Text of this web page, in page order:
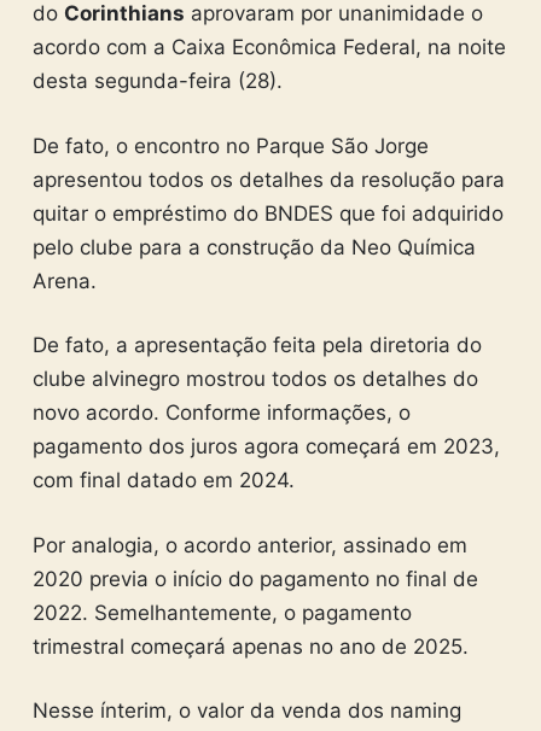
do Corinthians aprovaram por unanimidade o
acordo com a Caixa Econômica Federal, na noite
desta segunda-feira (28).
De fato, o encontro no Parque São Jorge
apresentou todos os detalhes da resolução para
quitar o empréstimo do BNDES que foi adquirido
pelo clube para a construção da Neo Química
Arena.
De fato, a apresentação feita pela diretoria do
clube alvinegro mostrou todos os detalhes do
novo acordo. Conforme informações, o
pagamento dos juros agora começará em 2023,
com final datado em 2024.
Por analogia, o acordo anterior, assinado em
2020 previa o início do pagamento no final de
2022. Semelhantemente, o pagamento
trimestral começará apenas no ano de 2025.
Nesse ínterim, o valor da venda dos naming